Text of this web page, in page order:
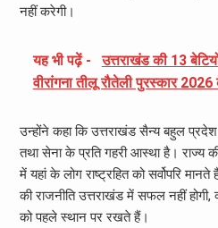
नहीं करेगी।
यह भी पढ़ें -
उत्तराखंड की 13
वीरांगना तीलू रौतेली पुरस्कार
उन्होंने कहा कि उत्तराखंड सैन्य बहुल
तथा सेना के प्रति गहरी आस्था है। राज्य
में यहां के लोग राष्ट्रहित को सर्वोपरि
की राजनीति उत्तराखंड में सफल नहीं होगी,
को पहले स्थान पर रखते हैं।